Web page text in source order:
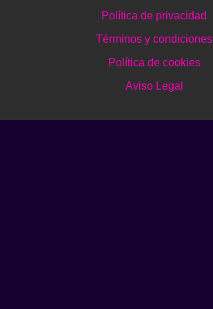
Política de privacidad
Términos y condiciones
Política de cookies
Aviso Legal